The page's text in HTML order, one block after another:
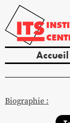
Accueil
Biographie :